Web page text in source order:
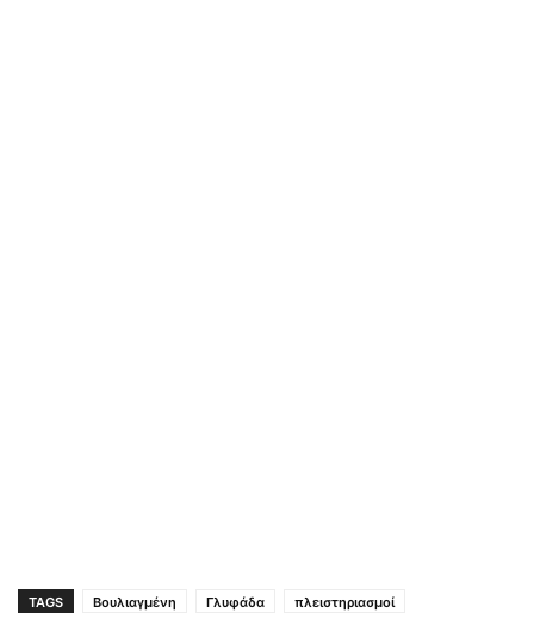
TAGS Βουλιαγμένη Γλυφάδα πλειστηριασμοί